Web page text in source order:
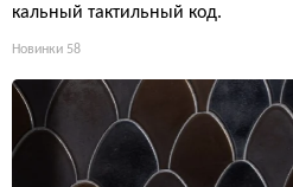
кальный тактильный код.
Новинки 58